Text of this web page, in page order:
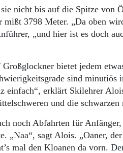
Start
sind
Ausgabe
werden
Prämien
Archiv
nicht bis auf die Spitze von
mißt 3798 Meter. „Da oben
„und hier ist es doch
bietet jedem
sind minutiös
einfach“, erklärt Skilehrer
und die
noch Abfahrten für
„Naa“, sagt Alois. „Oaner,
mal den Kloanen da vorn.